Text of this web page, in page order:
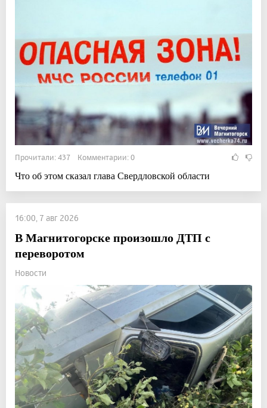
Прочитали: 437 Комментарии: 0
Что об этом сказал глава Свердловской области
16:00, 7 авг 2026
В Магнитогорске произошло ДТП с
переворотом
Новости